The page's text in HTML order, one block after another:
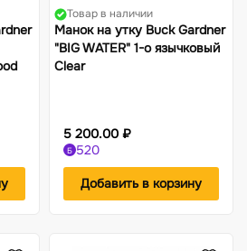
Товар в наличии
Манок на утку Buck Gardner
"BIG WATER" 1-о язычковый
Clear
5 200.00 ₽
Б 520
Добавить в корзину